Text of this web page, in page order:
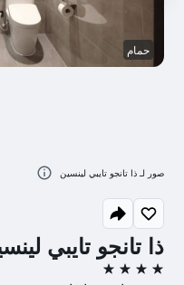
ذا تانجو تايبي
4 نجوم
حمام
صور لـ ذا تانجو تايبي لينسين